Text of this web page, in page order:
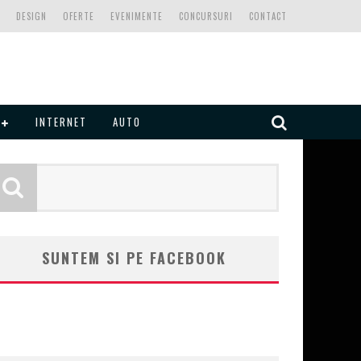
CONTACT
CONCURSURI
EVENIMENTE
OFERTE
DESIGN
INTERNET AUTO
SUNTEM SI PE FACEBOOK